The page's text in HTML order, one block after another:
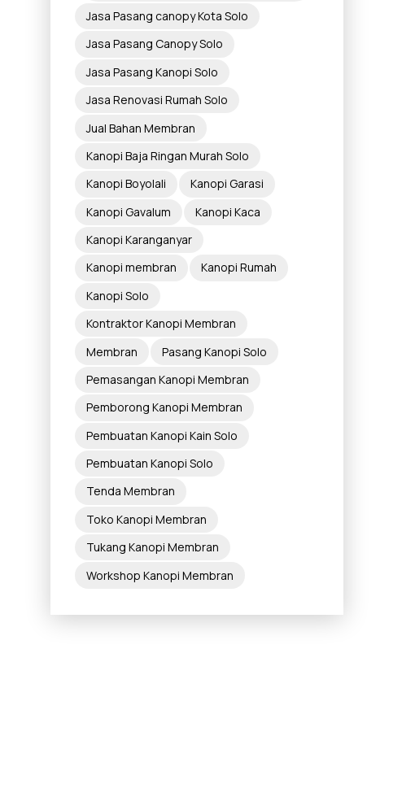
Jasa Pasang canopy Kota Solo
Jasa Pasang Canopy Solo
Jasa Pasang Kanopi Solo
Jasa Renovasi Rumah Solo
Jual Bahan Membran
Kanopi Baja Ringan Murah Solo
Kanopi Boyolali
Kanopi Garasi
Kanopi Gavalum
Kanopi Kaca
Kanopi Karanganyar
Kanopi membran
Kanopi Rumah
Kanopi Solo
Kontraktor Kanopi Membran
Membran
Pasang Kanopi Solo
Pemasangan Kanopi Membran
Pemborong Kanopi Membran
Pembuatan Kanopi Kain Solo
Pembuatan Kanopi Solo
Tenda Membran
Toko Kanopi Membran
Tukang Kanopi Membran
Workshop Kanopi Membran